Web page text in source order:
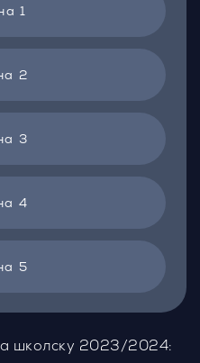
1
2
3
4
5
школску 2023/2024: